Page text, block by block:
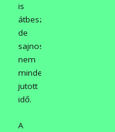
is
átbeszéltünk,
de
sajnos
nem
mindenre
jutott
idő.
A